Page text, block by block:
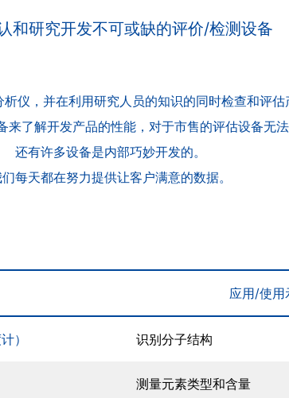
和研究开发不可或缺的评价/检测设备
仪，并在利用研究人员的知识的同时检查和评估
来了解开发产品的性能，对于市售的评估设备无
还有许多设备是内部巧妙开发的。
每天都在努力提供让客户满意的数据。
应用/使用
） 识别分子结构
测量元素类型和含量